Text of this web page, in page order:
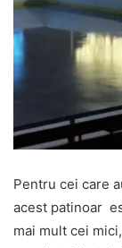
Pentru cei care
acest patinoar
mai mult cei